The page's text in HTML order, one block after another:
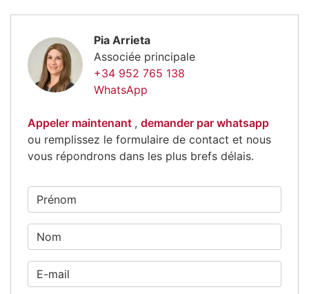
Pia Arrieta
Associée principale
+34 952 765 138
WhatsApp
Appeler maintenant , demander par whatsapp
ou remplissez le formulaire de contact et nous
vous répondrons dans les plus brefs délais.